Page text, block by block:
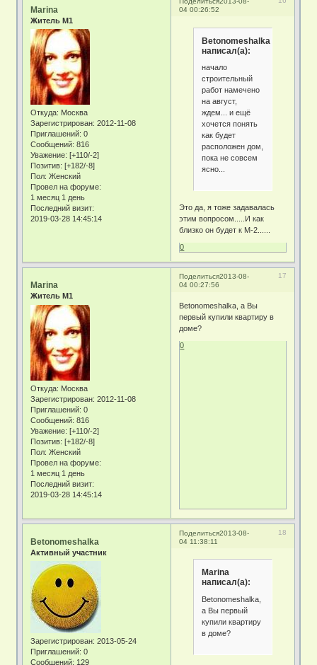
04 00:26:52
Marina
Житель М1
Откуда: Москва
Зарегистрирован: 2012-11-08
Приглашений: 0
Сообщений: 816
Уважение: [+110/-2]
Позитив: [+182/-8]
Пол: Женский
Провел на форуме:
1 месяц 1 день
Последний визит:
2019-03-28 14:45:14
Betonomeshalka
написал(а):
начало
строительный
работ намечено
на август,
ждем... и ещё
хочется понять
как будет
расположен дом,
пока не совсем
ясно...
Это да, я тоже задавалась
этим вопросом.....И как
близко он будет к М-2......
0
Поделиться 17
2013-08-
04 00:27:56
Marina
Житель М1
Откуда: Москва
Зарегистрирован: 2012-11-08
Приглашений: 0
Сообщений: 816
Уважение: [+110/-2]
Позитив: [+182/-8]
Пол: Женский
Провел на форуме:
1 месяц 1 день
Последний визит:
2019-03-28 14:45:14
Betonomeshalka, а Вы
первый купили квартиру в
доме?
0
Поделиться 18
2013-08-
04 11:38:11
Betonomeshalka
Активный участник
Зарегистрирован: 2013-05-24
Приглашений: 0
Сообщений: 129
Marina
написал(а):
Betonomeshalka,
а Вы первый
купили квартиру
в доме?